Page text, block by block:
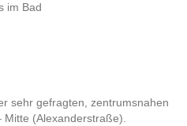
im Bad
sehr gefragten, zentrumsnahen
Mitte (Alexanderstraße).